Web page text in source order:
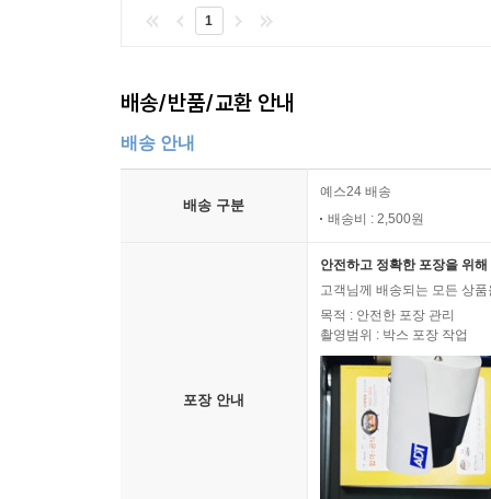
1
배송/반품/교환 안내
배송 안내
배송 구분
예스24 배송
배송비 : 2,500원
포장 안내
안전하고 정확한 포장을 위
고객님께 배송되는 모든 상
목적 : 안전한 포장 관리
촬영범위 : 박스 포장 작업